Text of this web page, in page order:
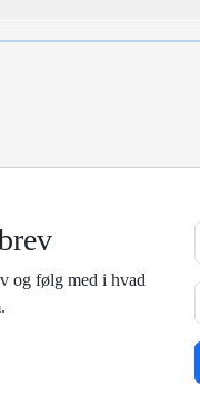
og følg med i hvad